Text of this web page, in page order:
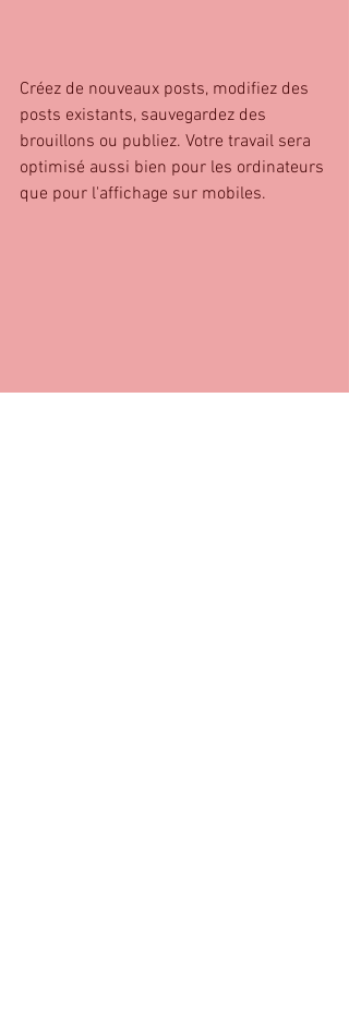
Créez de nouveaux posts, modifiez des
posts existants, sauvegardez des
brouillons ou publiez. Votre travail sera
optimisé aussi bien pour les ordinateurs
que pour l'affichage sur mobiles.